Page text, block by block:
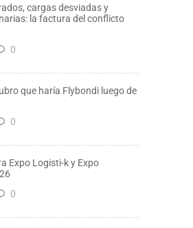
cargas desviadas y
la factura del conflicto
0
que haría Flybondi luego de
0
Expo Logisti-k y Expo
0